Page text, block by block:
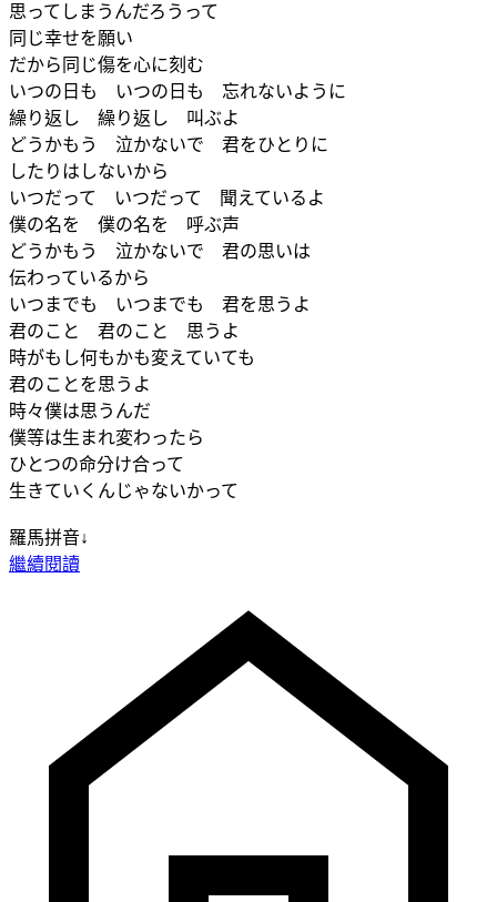
思ってしまうんだろうって
同じ幸せを願い
だから同じ傷を心に刻む
いつの日も いつの日も 忘れないように
繰り返し 繰り返し 叫ぶよ
どうかもう 泣かないで 君をひとりに
したりはしないから
いつだって いつだって 聞えているよ
僕の名を 僕の名を 呼ぶ声
どうかもう 泣かないで 君の思いは
伝わっているから
いつまでも いつまでも 君を思うよ
君のこと 君のこと 思うよ
時がもし何もかも変えていても
君のことを思うよ
時々僕は思うんだ
僕等は生まれ変わったら
ひとつの命分け合って
生きていくんじゃないかって
羅馬拼音↓
繼續閱讀